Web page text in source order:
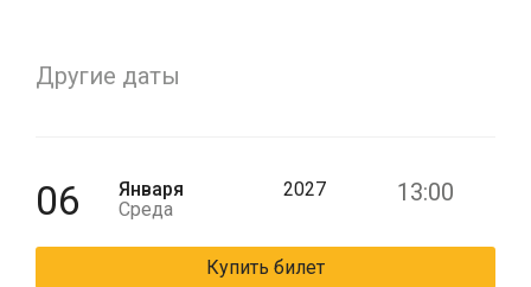
Другие даты
06
Января
Среда
2027 13:00
Купить билет